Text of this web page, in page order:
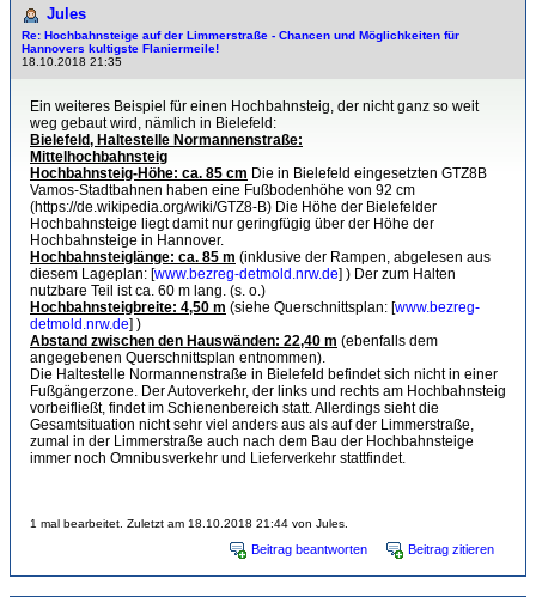
Jules
Re: Hochbahnsteige auf der Limmerstraße - Chancen und Möglichkeiten für
Hannovers kultigste Flaniermeile!
18.10.2018 21:35
Ein weiteres Beispiel für einen Hochbahnsteig, der nicht ganz so weit
weg gebaut wird, nämlich in Bielefeld:
Bielefeld, Haltestelle Normannenstraße:
Mittelhochbahnsteig
Hochbahnsteig-Höhe: ca. 85 cm Die in Bielefeld eingesetzten GTZ8B
Vamos-Stadtbahnen haben eine Fußbodenhöhe von 92 cm
(https://de.wikipedia.org/wiki/GTZ8-B) Die Höhe der Bielefelder
Hochbahnsteige liegt damit nur geringfügig über der Höhe der
Hochbahnsteige in Hannover.
Hochbahnsteiglänge: ca. 85 m (inklusive der Rampen, abgelesen aus
diesem Lageplan: [www.bezreg-detmold.nrw.de] ) Der zum Halten
nutzbare Teil ist ca. 60 m lang. (s. o.)
Hochbahnsteigbreite: 4,50 m (siehe Querschnittsplan: [www.bezreg-
detmold.nrw.de] )
Abstand zwischen den Hauswänden: 22,40 m (ebenfalls dem
angegebenen Querschnittsplan entnommen).
Die Haltestelle Normannenstraße in Bielefeld befindet sich nicht in einer
Fußgängerzone. Der Autoverkehr, der links und rechts am Hochbahnsteig
vorbeifließt, findet im Schienenbereich statt. Allerdings sieht die
Gesamtsituation nicht sehr viel anders aus als auf der Limmerstraße,
zumal in der Limmerstraße auch nach dem Bau der Hochbahnsteige
immer noch Omnibusverkehr und Lieferverkehr stattfindet.
1 mal bearbeitet. Zuletzt am 18.10.2018 21:44 von Jules.
Beitrag beantworten Beitrag zitieren